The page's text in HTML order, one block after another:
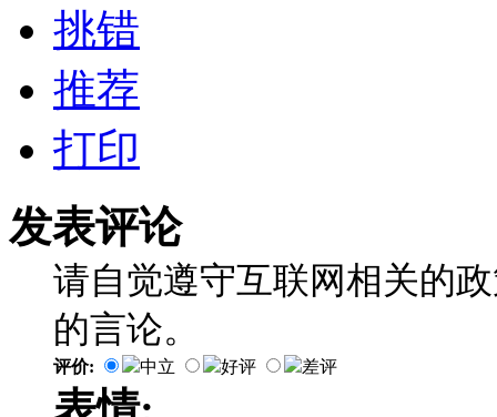
挑错
推荐
打印
发表评论
请自觉遵守互联网相关的
的言论。
评价: 中立 好评 差评